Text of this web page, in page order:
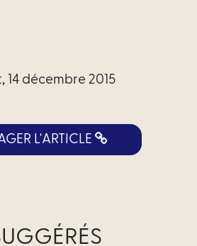
, 14 décembre 2015
L'ARTICLE